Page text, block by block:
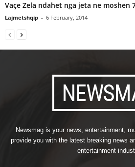
Vaçe Zela ndahet nga jeta ne moshen
Lajmetshqip - 6 February, 2014
Newsmag is your news, entertainment,
provide you with the latest breaking news
entertainment